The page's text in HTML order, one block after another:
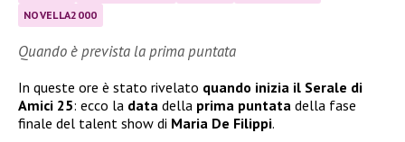
NOVELLA2000
Quando è prevista la prima puntata
In queste ore è stato rivelato quando inizia il Serale di
Amici 25: ecco la data della prima puntata della fase
finale del talent show di Maria De Filippi.